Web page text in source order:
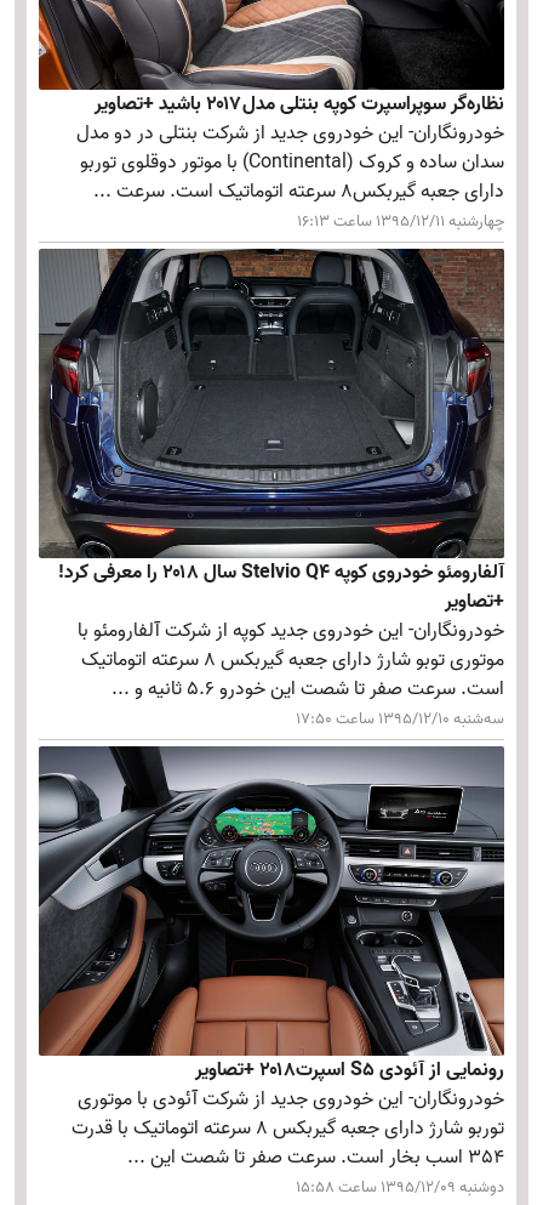
نظاره‌گر سوپراسپرت کوپه بنتلی مدل۲۰۱۷ باشید +تصاویر
خودرونگاران- این خودروی جدید از شرکت بنتلی در دو مدل
سدان ساده و کروک (Continental) با موتور دوقلوی توربو
دارای جعبه گیربکس8 سرعته اتوماتیک است. سرعت ...
چهارشنبه 1395/12/11 ساعت 16:13
آلفارومئو خودروی کوپه Stelvio Q4 سال ۲۰۱۸ را معرفی کرد!
+تصاویر
خودرونگاران- این خودروی جدید کوپه از شرکت آلفارومئو با
موتوری توبو شارژ دارای جعبه گیربکس 8 سرعته اتوماتیک
است. سرعت صفر تا شصت این خودرو 5.6 ثانیه و ...
سه‌شنبه 1395/12/10 ساعت 17:50
رونمایی از آئودی S۵ اسپرت۲۰۱۸ +تصاویر
خودرونگاران- این خودروی جدید از شرکت آئودی با موتوری
توربو شارژ دارای جعبه گیربکس 8 سرعته اتوماتیک با قدرت
354 اسب بخار است. سرعت صفر تا شصت این ...
دوشنبه 1395/12/09 ساعت 15:58